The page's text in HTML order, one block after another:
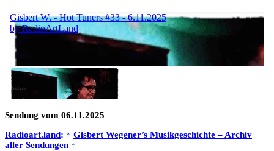
Sendung vom 06.11.2025
Radioart.land: ↑ Gisbert Wegener’s Musikgeschichte – Archiv
aller Sendungen ↑